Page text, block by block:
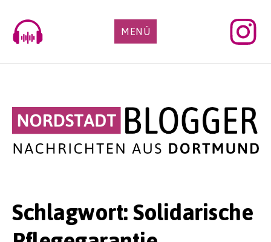
content
MENÜ
Schlagwort:Solidarische